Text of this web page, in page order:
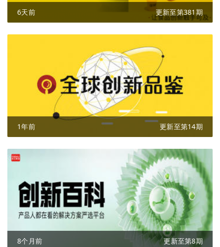
6天前 更新至第381期
1年前 更新至第14期
8个月前 更新至第8期